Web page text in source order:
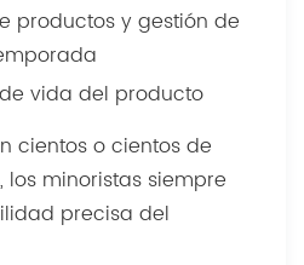
productos y gestión de
vida del producto
cientos o cientos de
minoristas siempre
precisa del